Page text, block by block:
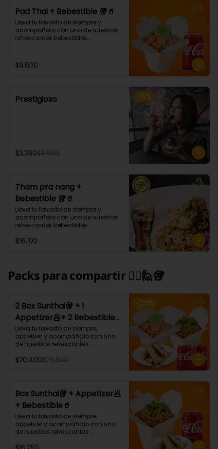
Pad Thai + Bebestible 🥡🥤
Lleva tu favorito de siempre y
acompáñalo con uno de nuestros
refrescantes bebestibles.
SALSA AGRIDULCE, LIMA Y MANÍ.
(Debes elegir tu proteina 🤩)
$9.600
-15%
Prestigioso
$3.390$3.990
Tham pra nang +
Bebestible 🥡🥤
Lleva tu favorito de siempre y
acompáñalo con uno de nuestros
refrescantes bebestibles.
cremoso al coco curry
$16.100
Packs para compartir 🙋‍♀️🙋🥡
-20%
2 Box Sunthai🥡 + 1
Appetizer🥟+ 2 Bebestible
🥤 (Para 2 personas)
Lleva tu favorito de siempre,
appetizer y acompáñalo con uno
de nuestros refrescantes
¡Puedes armar tu platillo con las
$20.400$25.500
Box Sunthai🥡 + Appetizer🥟
+ Bebestible🥤
Lleva tu favorito de siempre,
appetizer y acompáñalo con uno
de nuestros refrescantes
¡Puedes armar tu platillo con las